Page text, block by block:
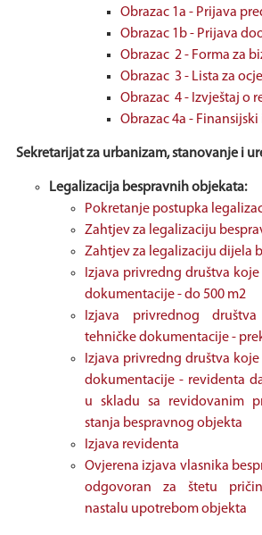
Obrazac 1a - Prijava
Obrazac 1b - Prijava
Obrazac 2 - Forma za
Obrazac 3 - Lista za
Obrazac 4 - Izvještaj o
Obrazac 4a -
Sekretarijat za urbanizam, stanovanje i
Legalizacija bespravnih objekata:
Pokretanje postupka
Zahtjev za legalizaciju
Zahtjev za legalizaciju dijela
Izjava privredng društva
dokumentacije - do 500 m2
Izjava privrednog
tehničke dokumentacije -
Izjava privredng društva
dokumentacije - revidenta
u skladu sa revidovanim
stanja bespravnog objekta
Izjava revidenta
Ovjerena izjava vlasnika
odgovoran za štetu
nastalu upotrebom objekta